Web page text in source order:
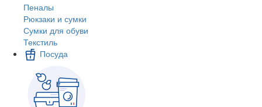
Пеналы
Рюкзаки и сумки
Сумки для обуви
Текстиль
Посуда